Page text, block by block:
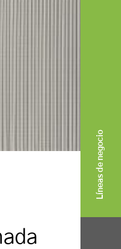
Líneas de negocio